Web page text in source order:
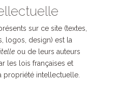
sur ce site (textes,
logos, design) est la
ou de leurs auteurs
les lois françaises et
propriété intellectuelle.